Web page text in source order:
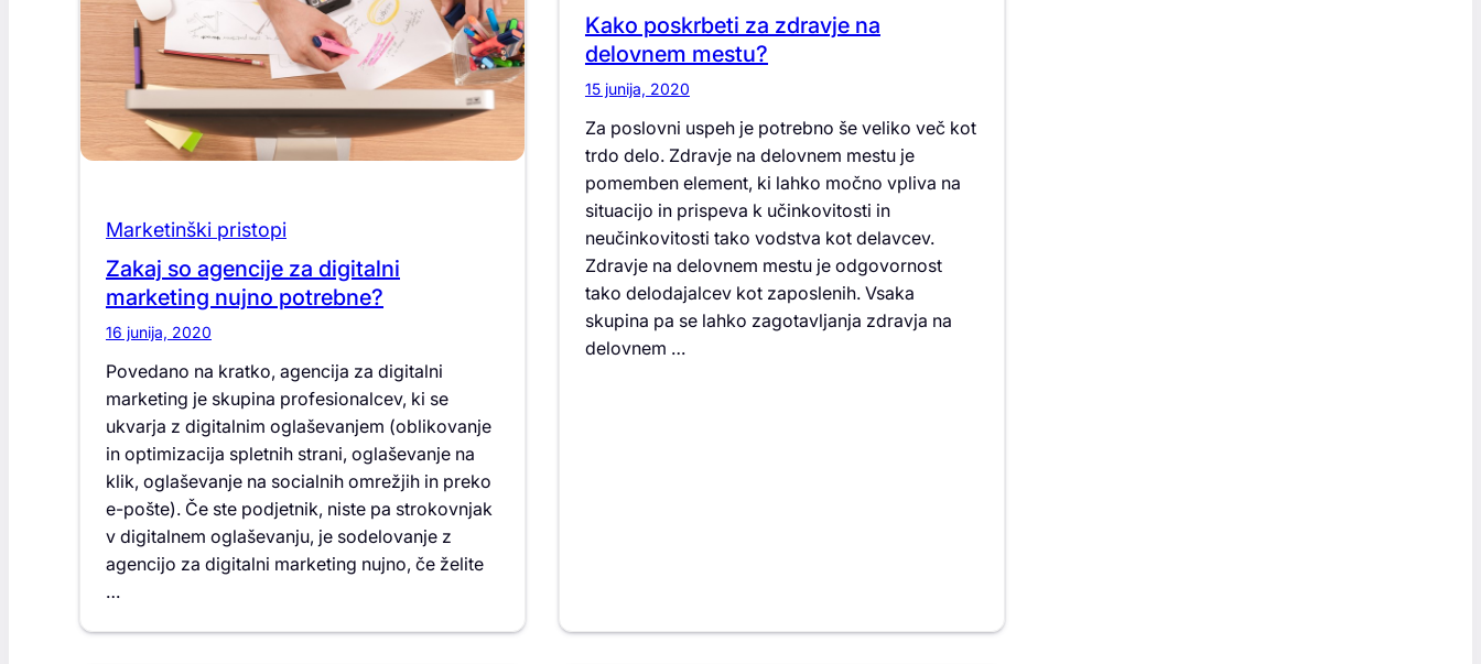
Marketinški pristopi
Zakaj so agencije za digitalni
marketing nujno potrebne?
16 junija, 2020
Povedano na kratko, agencija za digitalni
marketing je skupina profesionalcev, ki se
ukvarja z digitalnim oglaševanjem (oblikovanje
in optimizacija spletnih strani, oglaševanje na
klik, oglaševanje na socialnih omrežjih in preko
e-pošte). Če ste podjetnik, niste pa strokovnjak
v digitalnem oglaševanju, je sodelovanje z
agencijo za digitalni marketing nujno, če želite
…
Kako poskrbeti za zdravje na
delovnem mestu?
15 junija, 2020
Za poslovni uspeh je potrebno še veliko več kot
trdo delo. Zdravje na delovnem mestu je
pomemben element, ki lahko močno vpliva na
situacijo in prispeva k učinkovitosti in
neučinkovitosti tako vodstva kot delavcev.
Zdravje na delovnem mestu je odgovornost
tako delodajalcev kot zaposlenih. Vsaka
skupina pa se lahko zagotavljanja zdravja na
delovnem …